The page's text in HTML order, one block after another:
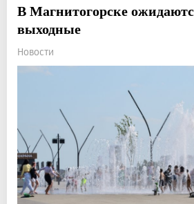
В Магнитогорске
выходные
Новости